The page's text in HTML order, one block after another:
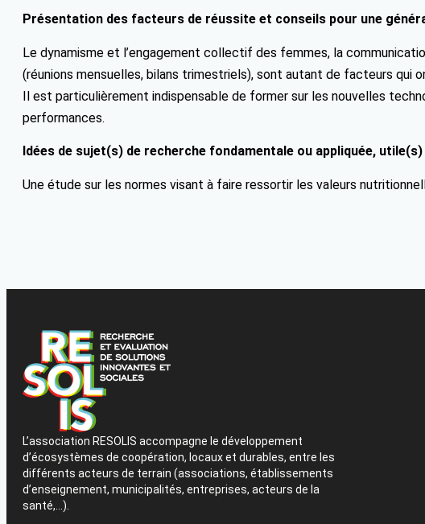
Présentation des facteurs de réussite et conseils pour une
Le dynamisme et l’engagement collectif des femmes, la
(réunions mensuelles, bilans trimestriels), sont autant de facteurs qui
Il est particulièrement indispensable de former sur les nouvelles
performances.
Idées de sujet(s) de recherche fondamentale ou appliquée,
Une étude sur les normes visant à faire ressortir les valeurs
L’association RESOLIS accompagne le développement
d’écosystèmes de coopération, locaux et durables, entre les
différents acteurs de terrain (associations, établissements
d’enseignement, municipalités, entreprises, acteurs de la
santé,…).